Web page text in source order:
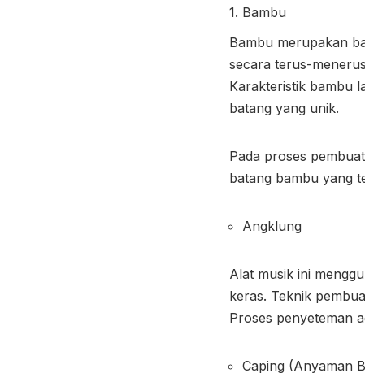
1. Bambu
Bambu merupakan
secara terus-
Karakteristik bambu
batang yang unik.
Pada proses
batang bambu yang
Angklung
Alat musik ini
keras. Teknik
Proses penyeteman
Caping (Anyaman